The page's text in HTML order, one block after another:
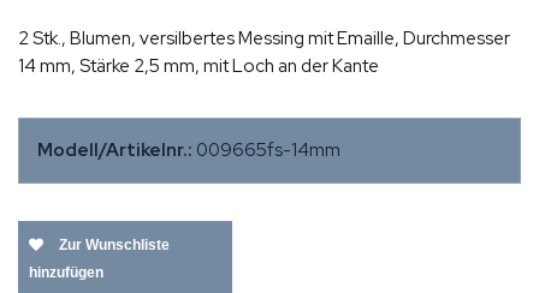
2 Stk., Blumen, versilbertes Messing mit Emaille, Durchmesser
14 mm, Stärke 2,5 mm, mit Loch an der Kante
Modell/Artikelnr.: 009665fs-14mm
Zur Wunschliste
hinzufügen